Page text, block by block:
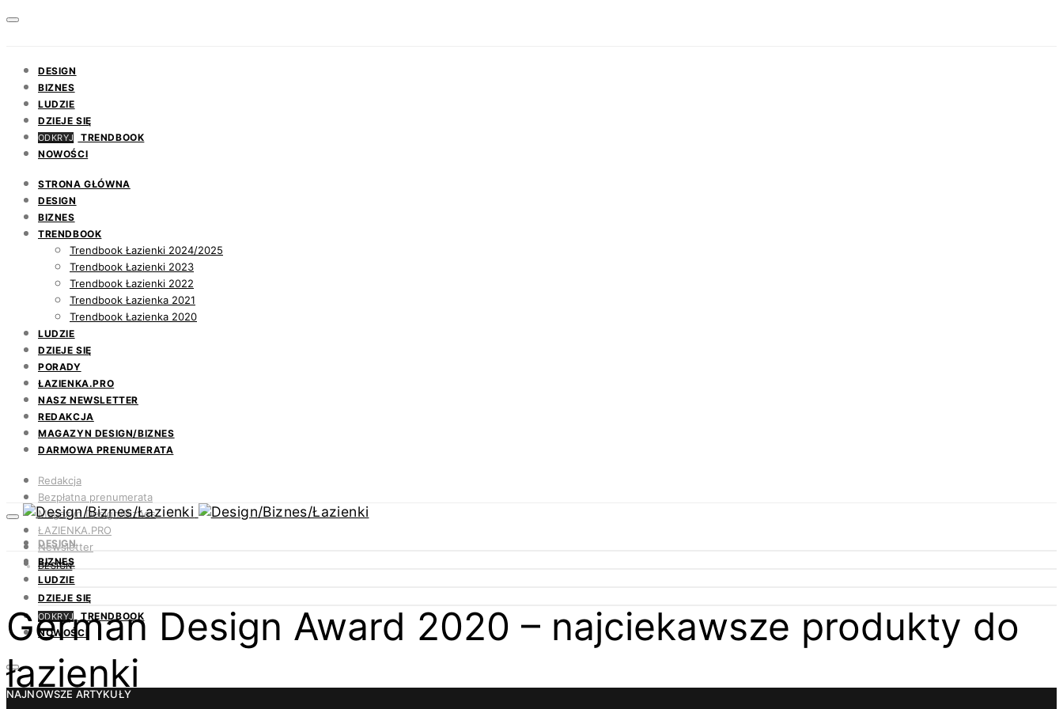
DESIGN
BIZNES
LUDZIE
DZIEJE SIĘ
ODKRYJ
TRENDBOOK
NOWOŚCI
STRONA GŁÓWNA
DESIGN
BIZNES
TRENDBOOK
Trendbook Łazienki 2024/2025
Trendbook Łazienki 2023
Trendbook Łazienki 2022
Trendbook Łazienka 2021
Trendbook Łazienka 2020
LUDZIE
DZIEJE SIĘ
PORADY
ŁAZIENKA.PRO
NASZ NEWSLETTER
REDAKCJA
MAGAZYN DESIGN/BIZNES
DARMOWA PRENUMERATA
Redakcja
Bezpłatna prenumerata
Magazyn Design/Biznes
ŁAZIENKA.PRO
Newsletter
Kontakt
DESIGN
BIZNES
LUDZIE
DZIEJE SIĘ
ODKRYJ
TRENDBOOK
NOWOŚCI
NAJNOWSZE ARTYKUŁY
DESIGN
German Design Award 2020 – najciekawsze produkty do
łazienki